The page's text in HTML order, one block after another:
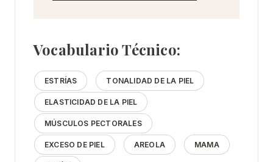
Vocabulario Técnico:
ESTRÍAS TONALIDAD DE LA PIEL
ELASTICIDAD DE LA PIEL
MÚSCULOS PECTORALES
EXCESO DE PIEL AREOLA MAMA